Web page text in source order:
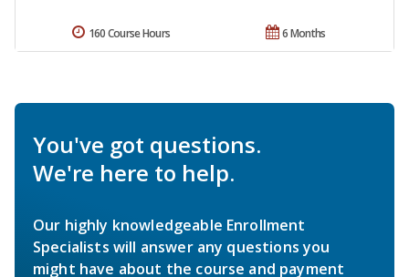
6 Months
160 Course Hours
You've got questions.
We're here to help.
Our highly knowledgeable Enrollment
Specialists will answer any questions you
might have about the course and payment